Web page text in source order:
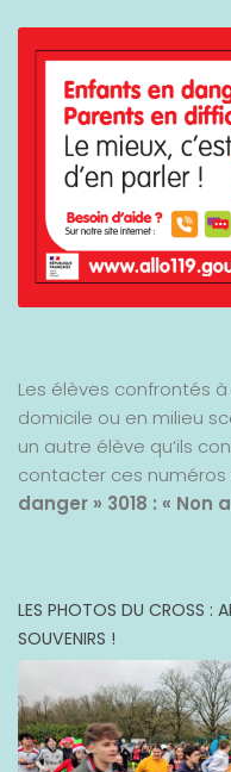
Les élèves confrontés
domicile ou en milieu
un autre élève qu’ils
contacter ces
danger » 3018 : « Non
LES PHOTOS DU CROSS :
SOUVENIRS !